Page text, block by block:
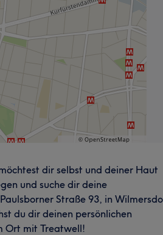
dir selbst und deiner Haut
und suche dir deine
Straße 93, in
du dir deinen persönlichen
Ort mit Treatwell!